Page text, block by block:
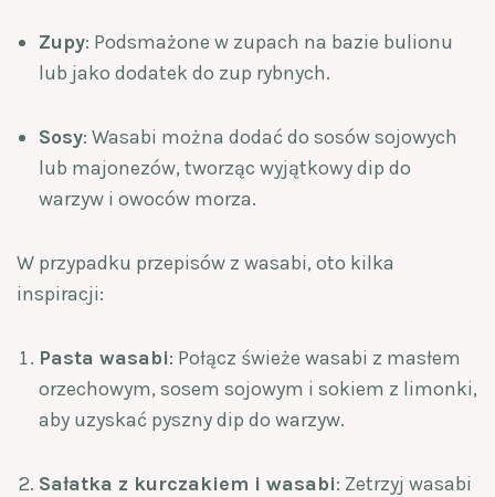
Zupy: Podsmażone w zupach na bazie bulionu
lub jako dodatek do zup rybnych.
Sosy: Wasabi można dodać do sosów sojowych
lub majonezów, tworząc wyjątkowy dip do
warzyw i owoców morza.
W przypadku przepisów z wasabi, oto kilka
inspiracji:
Pasta wasabi: Połącz świeże wasabi z masłem
orzechowym, sosem sojowym i sokiem z limonki,
aby uzyskać pyszny dip do warzyw.
Sałatka z kurczakiem i wasabi: Zetrzyj wasabi